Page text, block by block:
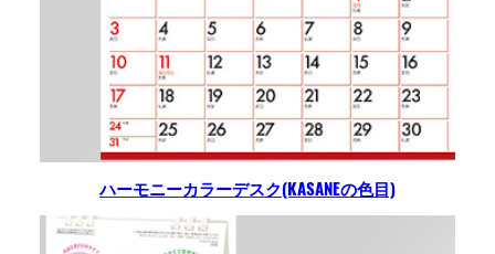
ハーモニーカラーデスク(KASANEの色目)